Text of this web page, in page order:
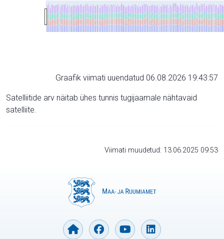
Graafik viimati uuendatud 06.08.2026 19:43:57
Satelliitide arv näitab ühes tunnis tugijaamale nähtavaid
satelliite.
Viimati muudetud: 13.06.2025 09:53